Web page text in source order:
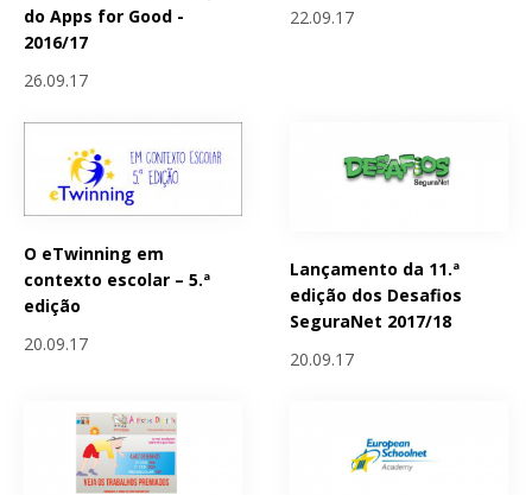
do Apps for Good -
2016/17
26.09.17
22.09.17
O eTwinning em
contexto escolar – 5.ª
edição
20.09.17
Lançamento da 11.ª
edição dos Desafios
SeguraNet 2017/18
20.09.17